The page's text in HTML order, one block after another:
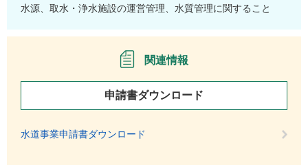
水源、取水・浄水施設の運営管理、水質管理に関すること
関連情報
申請書ダウンロード
水道事業申請書ダウンロード